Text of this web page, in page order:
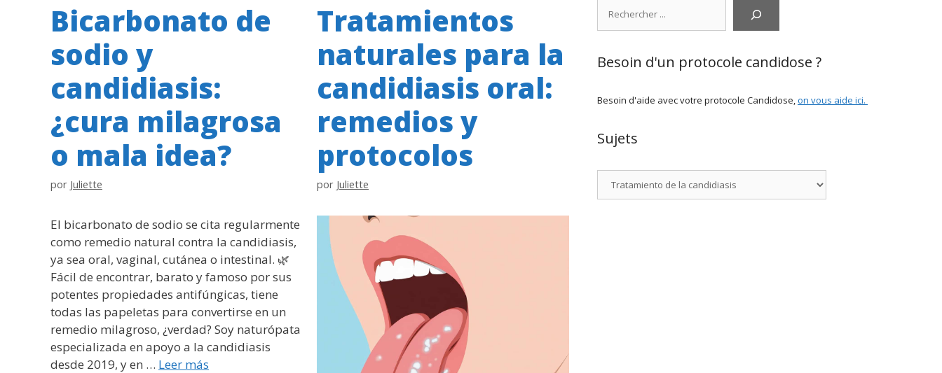
Bicarbonato de
sodio y
candidiasis:
¿cura milagrosa
o mala idea?
por Juliette
El bicarbonato de sodio se cita regularmente
como remedio natural contra la candidiasis,
ya sea oral, vaginal, cutánea o intestinal. 🌿
Fácil de encontrar, barato y famoso por sus
potentes propiedades antifúngicas, tiene
todas las papeletas para convertirse en un
remedio milagroso, ¿verdad? Soy naturópata
especializada en apoyo a la candidiasis
desde 2019, y en … Leer más
Tratamientos
naturales para la
candidiasis oral:
remedios y
protocolos
por Juliette
Besoin d'un protocole candidose ?
Besoin d'aide avec votre protocole Candidose, on vous aide ici.
Sujets